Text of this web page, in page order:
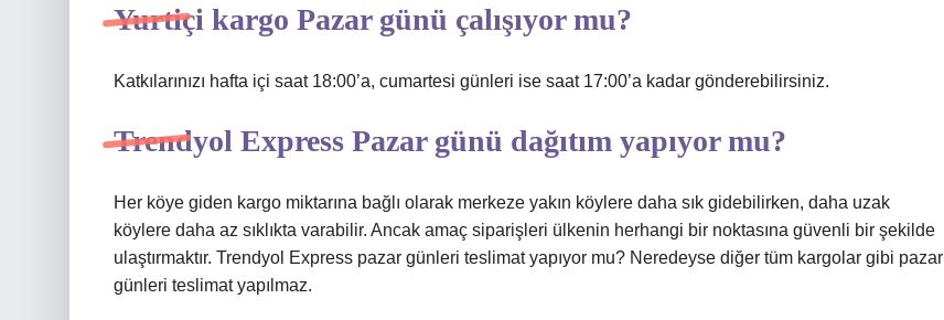
Yurtiçi kargo Pazar günü çalışıyor mu?
Katkılarınızı hafta içi saat 18:00’a, cumartesi günleri ise saat 17:00’a kadar gönderebilirsiniz.
Trendyol Express Pazar günü dağıtım yapıyor mu?
Her köye giden kargo miktarına bağlı olarak merkeze yakın köylere daha sık gidebilirken, daha uzak
köylere daha az sıklıkta varabilir. Ancak amaç siparişleri ülkenin herhangi bir noktasına güvenli bir şekilde
ulaştırmaktır. Trendyol Express pazar günleri teslimat yapıyor mu? Neredeyse diğer tüm kargolar gibi pazar
günleri teslimat yapılmaz.